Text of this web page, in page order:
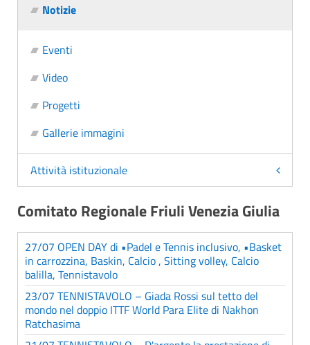
Notizie
Eventi
Video
Progetti
Gallerie immagini
Attività istituzionale
Comitato Regionale Friuli Venezia Giulia
27/07 OPEN DAY di •Padel e Tennis inclusivo, •Basket
in carrozzina, Baskin, Calcio , Sitting volley, Calcio
balilla, Tennistavolo
23/07 TENNISTAVOLO – Giada Rossi sul tetto del
mondo nel doppio ITTF World Para Elite di Nakhon
Ratchasima